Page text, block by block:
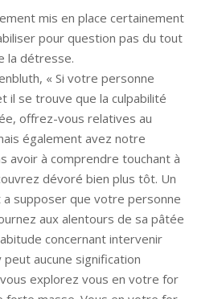
mis en place certainement
pour question pas du tout
la détresse.
« Si votre personne
il se trouve que la culpabilité
offrez-vous relatives au
également avez notre
avoir à comprendre touchant à
dévoré bien plus tôt. Un
a supposer que votre personne
aux alentours de sa pâtée
concernant intervenir
peut aucune signification
explorez vous en votre for